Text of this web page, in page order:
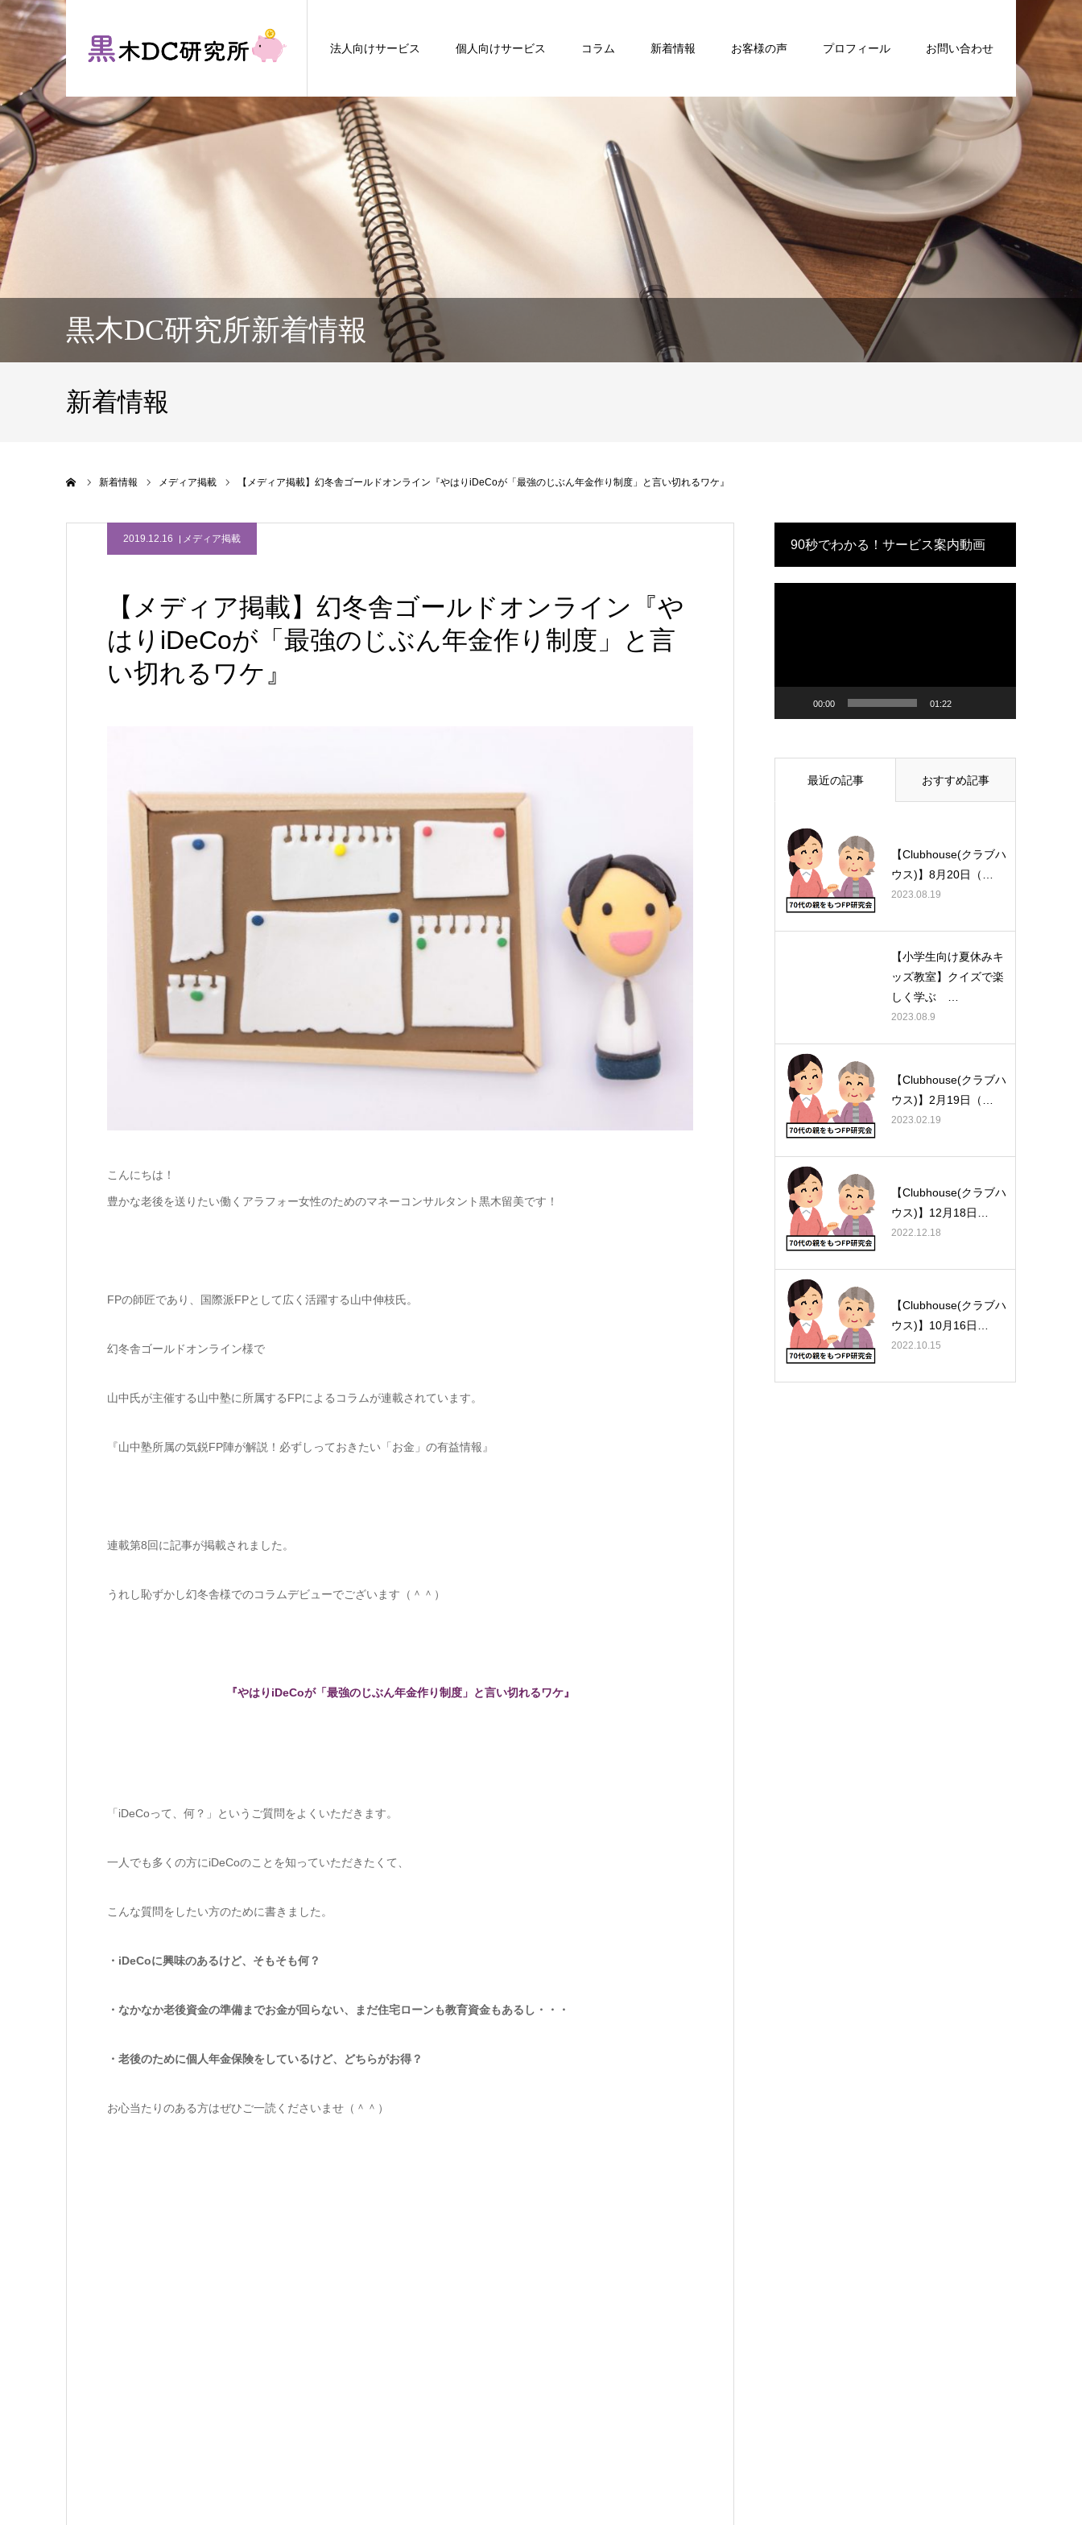
法人向けサービス 個人向けサービス コラム 新着情報 お客様の声 プロフィール お問い合わせ
黒木DC研究所新着情報
新着情報
新着情報 メディア掲載 【メディア掲載】幻冬舎ゴールドオンライン『やはりiDeCoが「最強のじぶん年金作り制度」と言い切れるワケ』
2019.12.16 メディア掲載
【メディア掲載】幻冬舎ゴールドオンライン『や
はりiDeCoが「最強のじぶん年金作り制度」と言
い切れるワケ』
こんにちは！
豊かな老後を送りたい働くアラフォー女性のためのマネーコンサルタント黒木留美です！
FPの師匠であり、国際派FPとして広く活躍する山中伸枝氏。
幻冬舎ゴールドオンライン様で
山中氏が主催する山中塾に所属するFPによるコラムが連載されています。
『山中塾所属の気鋭FP陣が解説！必ずしっておきたい「お金」の有益情報』
連載第8回に記事が掲載されました。
うれし恥ずかし幻冬舎様でのコラムデビューでございます（＾＾）
『やはりiDeCoが「最強のじぶん年金作り制度」と言い切れるワケ』
「iDeCoって、何？」というご質問をよくいただきます。
一人でも多くの方にiDeCoのことを知っていただきたくて、
こんな質問をしたい方のために書きました。
・iDeCoに興味のあるけど、そもそも何？
・なかなか老後資金の準備までお金が回らない、まだ住宅ローンも教育資金もあるし・・・
・老後のために個人年金保険をしているけど、どちらがお得？
お心当たりのある方はぜひご一読くださいませ（＾＾）
90秒でわかる！サービス案内動画
00:00 01:22
最近の記事 おすすめ記事
【Clubhouse(クラブハ
ウス)】8月20日（…
2023.08.19
【小学生向け夏休みキ
ッズ教室】クイズで楽
しく学ぶ …
2023.08.9
【Clubhouse(クラブハ
ウス)】2月19日（…
2023.02.19
【Clubhouse(クラブハ
ウス)】12月18日…
2022.12.18
【Clubhouse(クラブハ
ウス)】10月16日…
2022.10.15